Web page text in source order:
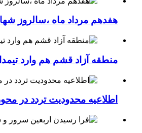
هفدهم مرداد ماه ،سالروز
منطقه آزاد قشم هم وارد
اطلاعیه محدودیت تردد در